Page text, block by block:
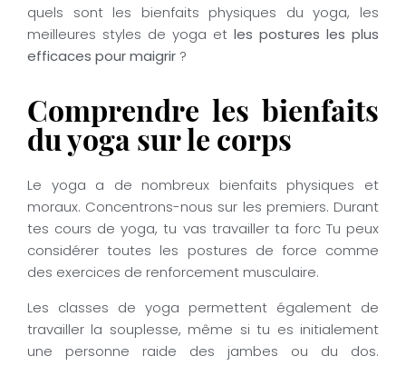
quels sont les bienfaits physiques du yoga, les
meilleures styles de yoga et les postures les plus
efficaces pour maigrir ?
Comprendre les bienfaits
du yoga sur le corps
Le yoga a de nombreux bienfaits physiques et
moraux. Concentrons-nous sur les premiers. Durant
tes cours de yoga, tu vas travailler ta forc Tu peux
considérer toutes les postures de force comme
des exercices de renforcement musculaire.
Les classes de yoga permettent également de
travailler la souplesse, même si tu es initialement
une personne raide des jambes ou du dos.